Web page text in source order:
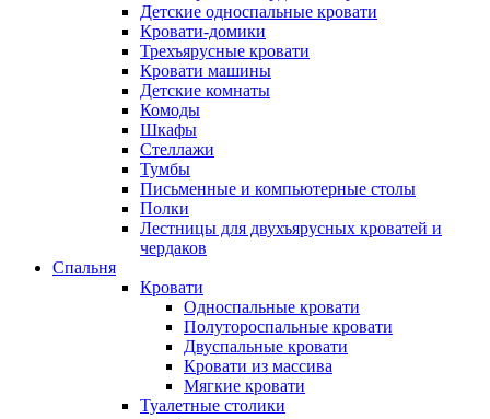
Детские односпальные кровати
Кровати-домики
Трехъярусные кровати
Кровати машины
Детские комнаты
Комоды
Шкафы
Стеллажи
Тумбы
Письменные и компьютерные столы
Полки
Лестницы для двухъярусных кроватей и
чердаков
Спальня
Кровати
Односпальные кровати
Полутороспальные кровати
Двуспальные кровати
Кровати из массива
Мягкие кровати
Туалетные столики